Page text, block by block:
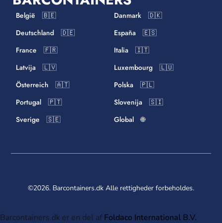
België 🇧🇪
Danmark 🇩🇰
Deutschland 🇩🇪
España 🇪🇸
France 🇫🇷
Italia 🇮🇹
Latvija 🇱🇻
Luxembourg 🇱🇺
Österreich 🇦🇹
Polska 🇵🇱
Portugal 🇵🇹
Slovenija 🇸🇮
Sverige 🇸🇪
Global 🌐
©2026. Barcontainers.dk Alle rettigheder forbeholdes.
Barcontainers.dk er en del af Foldaco International B.V.